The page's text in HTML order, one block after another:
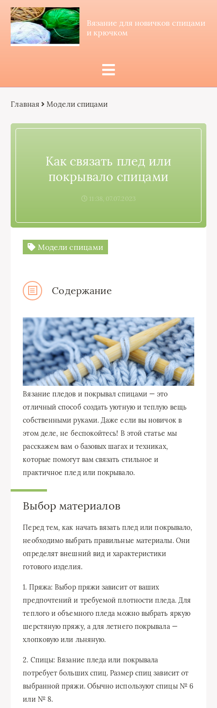
Вязание для новичков спицами
и крючком
Главная Модели спицами
Как связать плед или
покрывало спицами
11:38, 07.07.2023
Модели спицами
Содержание
Вязание пледов и покрывал спицами — это
отличный способ создать уютную и теплую вещь
собственными руками. Даже если вы новичок в
этом деле, не беспокойтесь! В этой статье мы
расскажем вам о базовых шагах и техниках,
которые помогут вам связать стильное и
практичное плед или покрывало.
Выбор материалов
Перед тем, как начать вязать плед или покрывало,
необходимо выбрать правильные материалы. Они
определят внешний вид и характеристики
готового изделия.
1. Пряжа: Выбор пряжи зависит от ваших
предпочтений и требуемой плотности пледа. Для
теплого и объемного пледа можно выбрать яркую
шерстяную пряжу, а для летнего покрывала —
хлопковую или льняную.
2. Спицы: Вязание пледа или покрывала
потребует больших спиц. Размер спиц зависит от
выбранной пряжи. Обычно используют спицы № 6
или № 8.